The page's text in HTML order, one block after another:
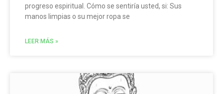
progreso espiritual. Cómo se sentiría usted, si: Sus
manos limpias o su mejor ropa se
LEER MÁS »